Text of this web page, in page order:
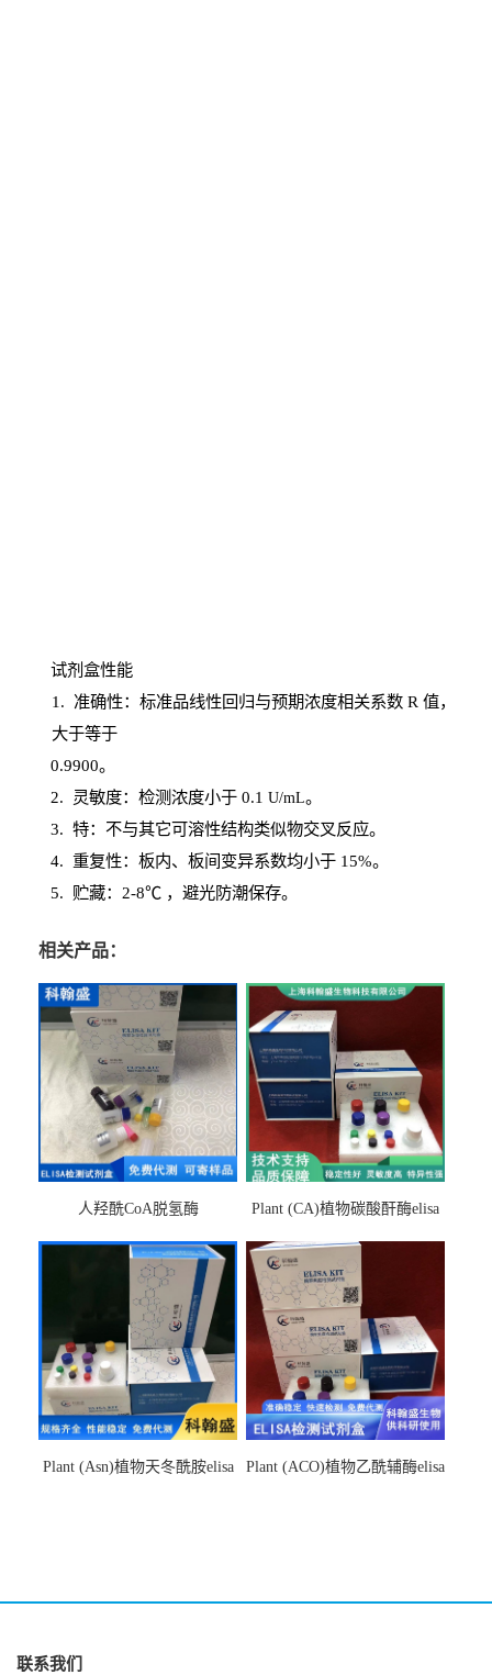
试剂盒性能
1 . 准确性：标准品线性回归与预期浓度相关系数 R 值，
大于等于
0.9900。
2. 灵敏度：检测浓度小于0.1 U/mL。
3. 特：不与其它可溶性结构类似物交叉反应。
4. 重复性：板内、板间变异系数均小于15%。
5. 贮藏：2-8℃ ，避光防潮保存。
相关产品：
人羟酰CoA脱氢酶
Plant (CA)植物碳酸酐酶elisa
Plant (Asn)植物天冬酰胺elisa
Plant (ACO)植物乙酰辅酶elisa
联系我们